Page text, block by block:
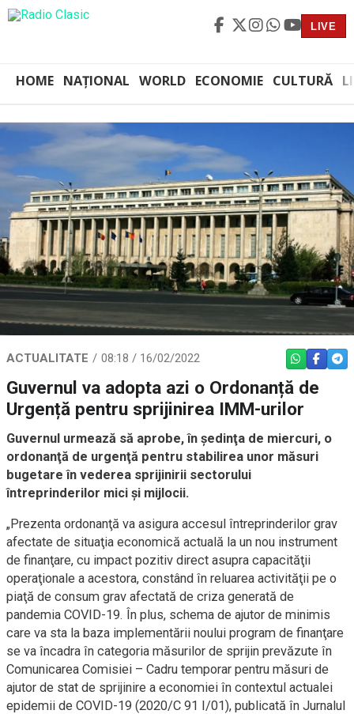
LIVE
HOME NAȚIONAL WORLD ECONOMIE CULTURĂ
ACTUALITATE 08:18 / 16/02/2022 WHATSAPP
Guvernul va adopta azi o Ordonanță de
Urgență pentru sprijinirea IMM-urilor
Guvernul urmează să aprobe, în şedinţa de miercuri, o
ordonanţă de urgenţă pentru stabilirea unor măsuri
bugetare în vederea sprijinirii sectorului
întreprinderilor mici şi mijlocii.
„Prezenta ordonanţă va asigura accesul întreprinderilor grav
afectate de situaţia economică actuală la un nou instrument
de finanţare, cu impact pozitiv direct asupra capacităţii
operaţionale a acestora, constând în reluarea activităţii pe o
piaţă de consum grav afectată de criza generată de
pandemia COVID-19. În plus, schema de ajutor de minimis
care va sta la baza implementării noului program de finanţare
se va încadra în categoria măsurilor de sprijin prevăzute în
Comunicarea Comisiei – Cadru temporar pentru măsuri de
ajutor de stat de sprijinire a economiei în contextul actualei
epidemii de COVID-19 (2020/C 91 I/01), publicată în Jurnalul